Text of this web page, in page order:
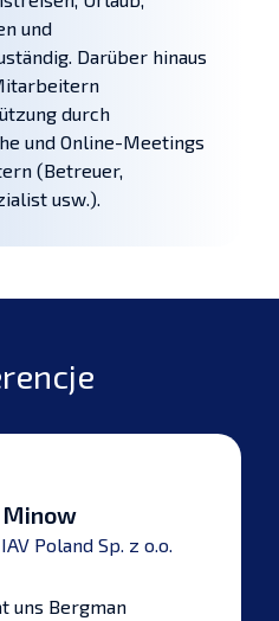
und
Darüber hinaus
durch
und Online-Meetings
(Betreuer,
usw.).
Poland Sp. z o.o.
uns Bergman